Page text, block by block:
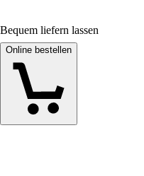
Bequem liefern lassen
Online bestellen